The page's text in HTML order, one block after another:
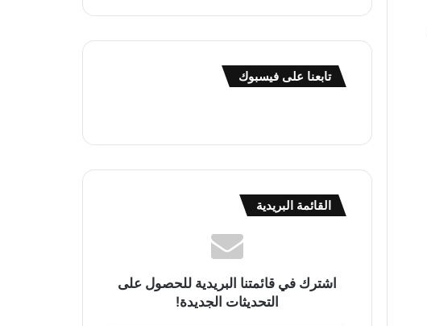
تابعنا على فيسبوك
القائمة البريدية
اشترك في قائمتنا البريدية للحصول على
التحديثات الجديدة!